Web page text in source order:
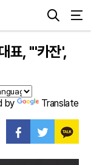
표, "'카잔',
by Translate